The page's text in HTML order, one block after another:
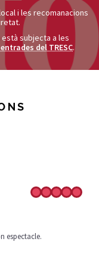
i les recomanacions
subjecta a les
del TRESC.
espectacle.